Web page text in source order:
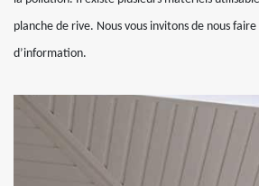
planche de rive. Nous vous invitons de nous
d’information.